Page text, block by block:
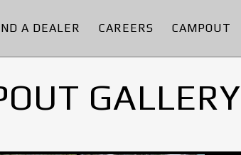
A DEALER CAREERS CAMPOUT
GALLERY